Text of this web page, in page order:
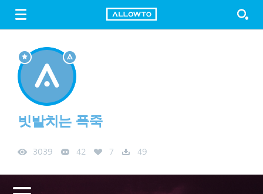
FREE DOWNLOAD
빗발치는 폭죽
3039 42 7 49